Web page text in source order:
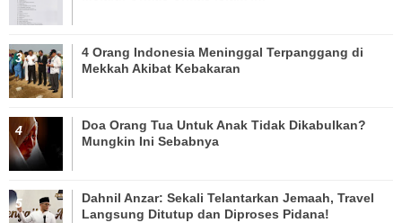
4 Orang Indonesia Meninggal Terpanggang di
Mekkah Akibat Kebakaran
Doa Orang Tua Untuk Anak Tidak Dikabulkan?
Mungkin Ini Sebabnya
Dahnil Anzar: Sekali Telantarkan Jemaah, Travel
Langsung Ditutup dan Diproses Pidana!